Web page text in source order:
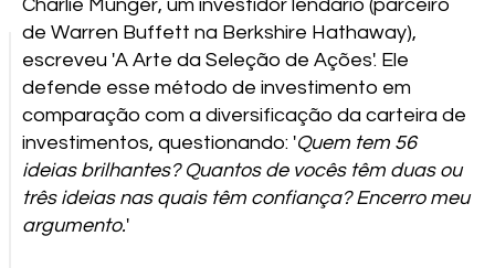
Charlie Munger, um investidor lendário (parceiro
de Warren Buffett na Berkshire Hathaway),
escreveu 'A Arte da Seleção de Ações'. Ele
defende esse método de investimento em
comparação com a diversificação da carteira de
investimentos, questionando: 'Quem tem 56
ideias brilhantes? Quantos de vocês têm duas ou
três ideias nas quais têm confiança? Encerro meu
argumento.'